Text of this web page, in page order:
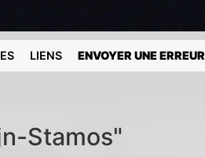
LIENS ENVOYER UNE ERREUR
Stamos"